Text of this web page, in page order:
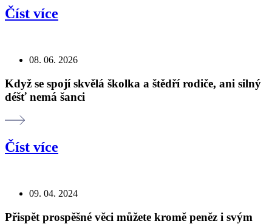
Číst více
08. 06. 2026
Když se spojí skvělá školka a štědří rodiče, ani silný
déšť nemá šanci
Číst více
09. 04. 2024
Přispět prospěšné věci můžete kromě peněz i svým